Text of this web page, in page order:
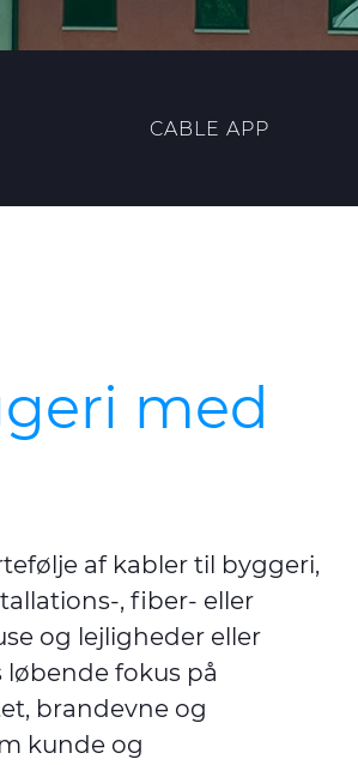
CABLE APP
med
af kabler til byggeri,
, fiber- eller
og lejligheder eller
fokus på
brandevne og
kunde og